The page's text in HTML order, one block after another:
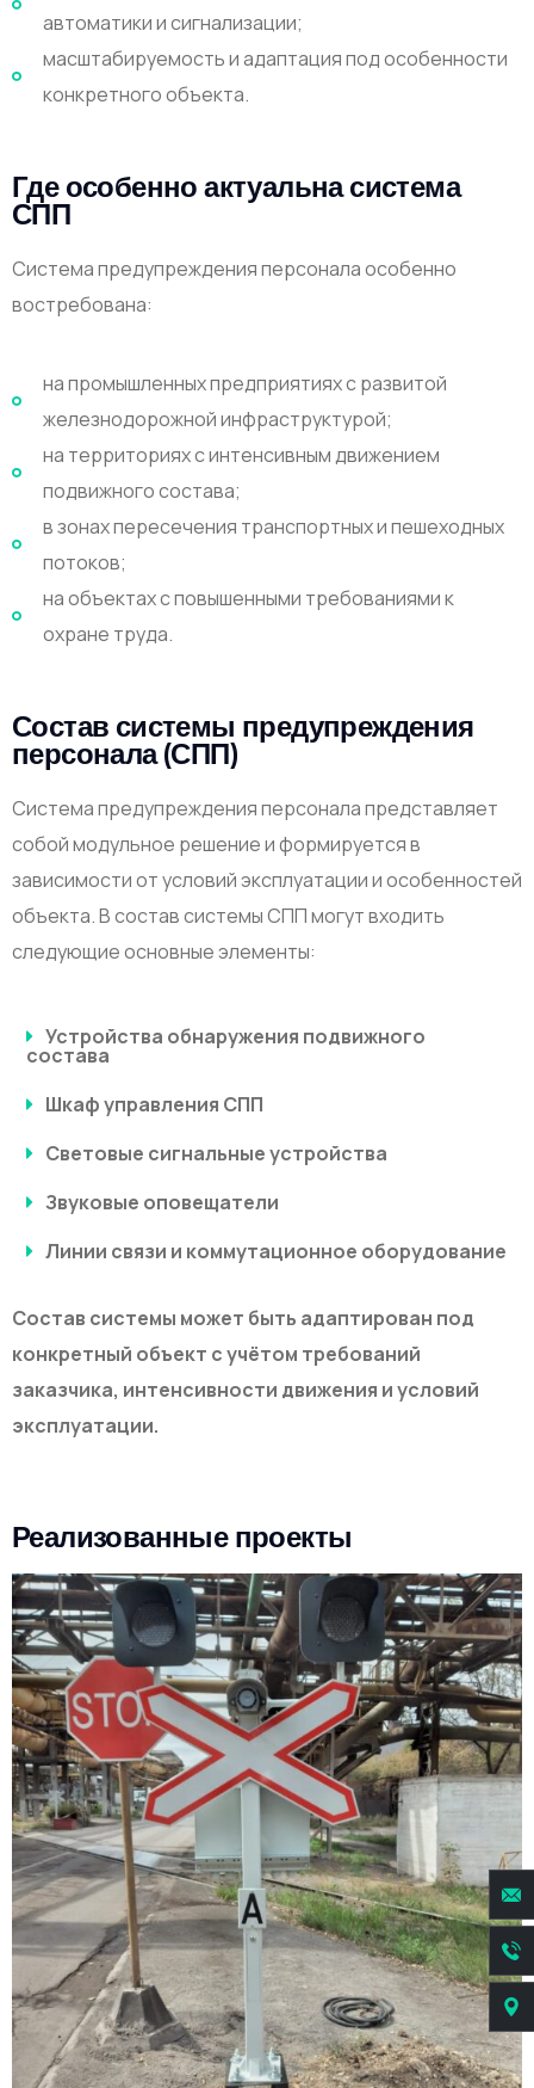
автоматики и сигнализации;
масштабируемость и адаптация под особенности
конкретного объекта.
Где особенно актуальна система
СПП
Система предупреждения персонала особенно
востребована:
на промышленных предприятиях с развитой
железнодорожной инфраструктурой;
на территориях с интенсивным движением
подвижного состава;
в зонах пересечения транспортных и пешеходных
потоков;
на объектах с повышенными требованиями к
охране труда.
Состав системы предупреждения
персонала (СПП)
Система предупреждения персонала представляет
собой модульное решение и формируется в
зависимости от условий эксплуатации и особенностей
объекта. В состав системы СПП могут входить
следующие основные элементы:
Устройства обнаружения подвижного
состава
Шкаф управления СПП
Световые сигнальные устройства
Звуковые оповещатели
Линии связи и коммутационное оборудование
Состав системы может быть адаптирован под
конкретный объект с учётом требований
заказчика, интенсивности движения и условий
эксплуатации.
Реализованные проекты